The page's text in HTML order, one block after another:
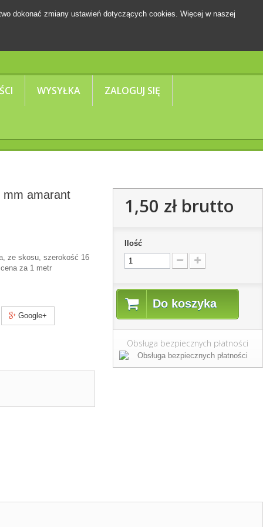
WYSYŁKA ZALOGUJ SIĘ
dokonać zmiany ustawień dotyczących cookies. Więcej w naszej
mm amarant
ze skosu, szerokość 16
za 1 metr
Google+
1,50 złbrutto
Ilość
Do koszyka
Obsługa bezpiecznych płatności